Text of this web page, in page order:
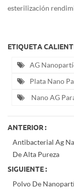
esterilización
ETIQUETA
AG
Plata Nano
Nano AG
ANTERIOR :
Antibacterial Ag
De Alta Pureza
SIGUIENTE :
Polvo De